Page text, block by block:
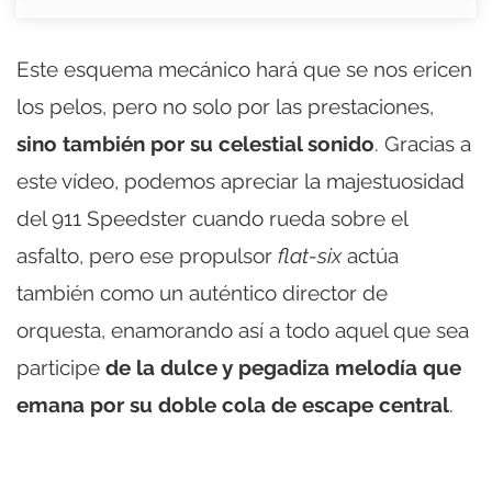
Este esquema mecánico hará que se nos ericen
los pelos, pero no solo por las prestaciones,
sino también por su celestial sonido. Gracias a
este vídeo, podemos apreciar la majestuosidad
del 911 Speedster cuando rueda sobre el
asfalto, pero ese propulsor flat-sixactúa
también como un auténtico director de
orquesta, enamorando así a todo aquel que sea
participe de la dulce y pegadiza melodía que
emana por su doble cola de escape central.